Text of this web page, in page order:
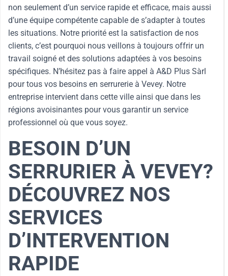
non seulement d’un service rapide et efficace, mais aussi
d’une équipe compétente capable de s’adapter à toutes
les situations. Notre priorité est la satisfaction de nos
clients, c’est pourquoi nous veillons à toujours offrir un
travail soigné et des solutions adaptées à vos besoins
spécifiques. N’hésitez pas à faire appel à A&D Plus Sàrl
pour tous vos besoins en serrurerie à Vevey. Notre
entreprise intervient dans cette ville ainsi que dans les
régions avoisinantes pour vous garantir un service
professionnel où que vous soyez.
BESOIN D’UN
SERRURIER À VEVEY?
DÉCOUVREZ NOS
SERVICES
D’INTERVENTION
RAPIDE